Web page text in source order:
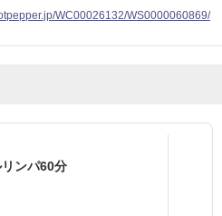
WC00026132/WS0000060869/
リンパ60分